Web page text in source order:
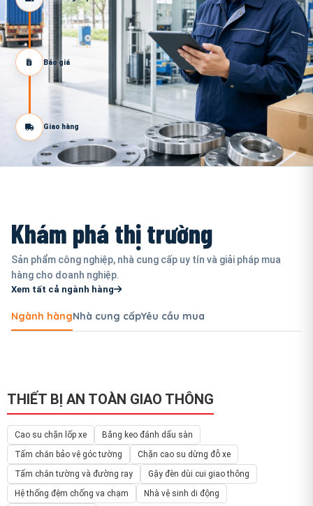
Báo giá
Giao hàng
Khám phá thị trường
Sản phẩm công nghiệp, nhà cung cấp uy tín và giải pháp mua
hàng cho doanh nghiệp.
Xem tất cả ngành hàng
Ngành hàngNhà cung cấpYêu cầu mua
THIẾT BỊ AN TOÀN GIAO THÔNG
Cao su chặn lốp xe
Băng keo đánh dấu sàn
Tấm chắn bảo vệ góc tường
Chặn cao su dừng đỗ xe
Tấm chắn tường và đường ray
Gậy đèn dùi cui giao thông
Hệ thống đệm chống va chạm
Nhà vệ sinh di động